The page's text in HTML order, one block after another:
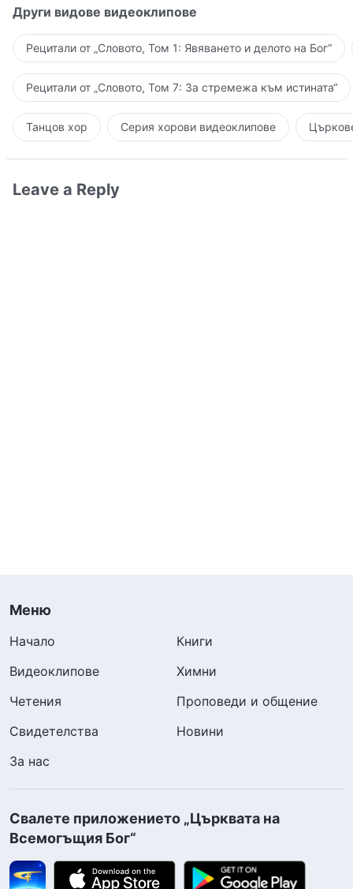
Други видове видеоклипове
Рецитали от „Словото, Том 1: Явяването и делото на Бог“
Рецитали от „Словото, Том 7: За стремежа към истината“
Танцов хор Серия хорови видеоклипове
Leave a Reply
Меню
Начало
Книги
Видеоклипове
Химни
Четения
Проповеди и общение
Свидетелства
Новини
За нас
Свалете приложението „Църквата на
Всемогъщия Бог“